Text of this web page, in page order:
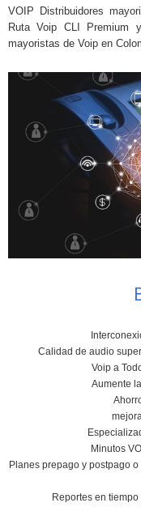
VOIP Distribuidores
Ruta Voip CLI Premium
mayoristas de Voip en
Calidad de audio
Voip a
Aumente
Minutos
Planes prepago y postpago
Reportes en